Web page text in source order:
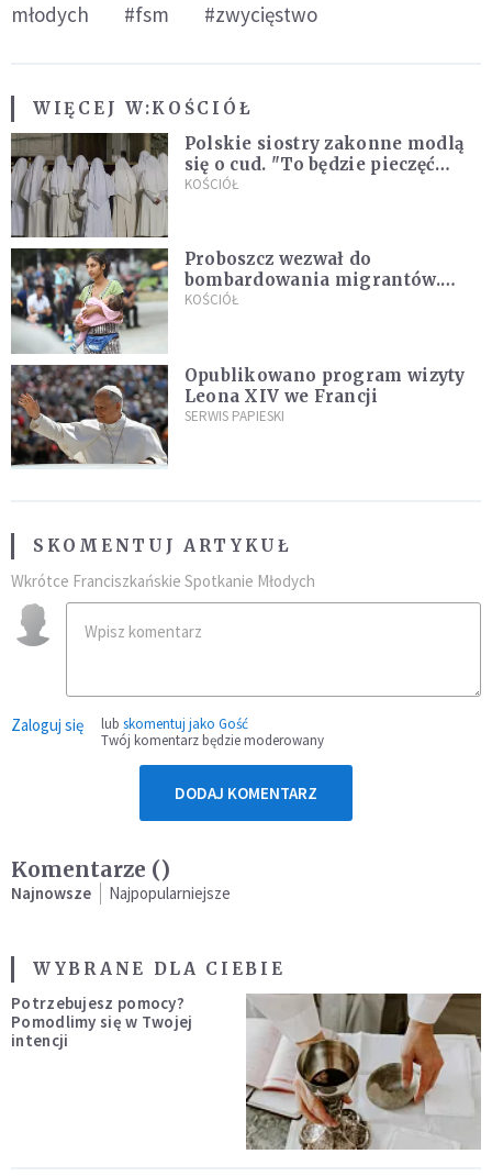
młodych
#fsm #zwycięstwo
WIĘCEJ W:KOŚCIÓŁ
Polskie siostry zakonne modlą
się o cud. "To będzie pieczęć
Pana Boga dla naszej wiary"
KOŚCIÓŁ
Proboszcz wezwał do
bombardowania migrantów.
"Masowy ogień przeciwko
KOŚCIÓŁ
Opublikowano program wizyty
Leona XIV we Francji
SERWIS PAPIESKI
SKOMENTUJ ARTYKUŁ
Wkrótce Franciszkańskie Spotkanie Młodych
Zaloguj się lub skomentuj jako Gość
Twój komentarz będzie moderowany
DODAJ KOMENTARZ
Komentarze ()
Najnowsze Najpopularniejsze
WYBRANE DLA CIEBIE
Potrzebujesz pomocy?
Pomodlimy się w Twojej
intencji